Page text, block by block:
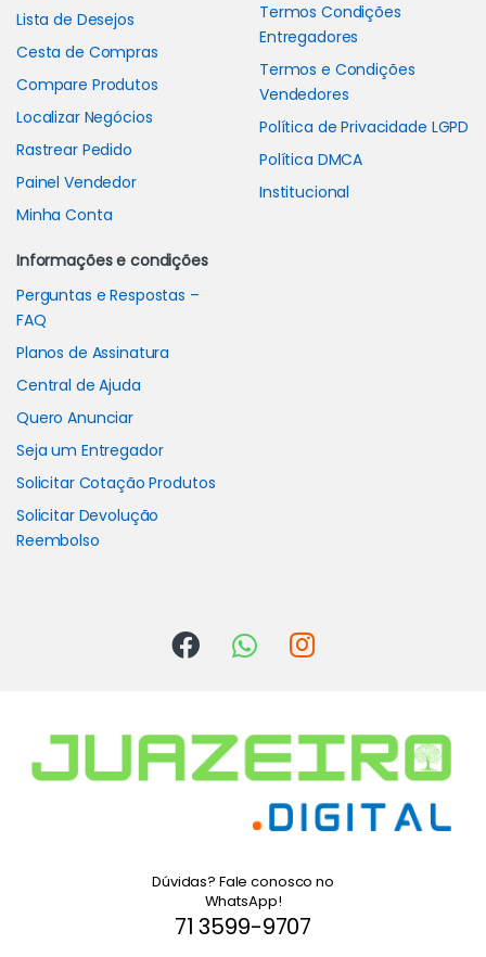
Lista de Desejos
Cesta de Compras
Compare Produtos
Localizar Negócios
Rastrear Pedido
Painel Vendedor
Minha Conta
Termos Condições
Entregadores
Termos e Condições
Vendedores
Política de Privacidade LGPD
Política DMCA
Institucional
Informações e condições
Perguntas e Respostas –
FAQ
Planos de Assinatura
Central de Ajuda
Quero Anunciar
Seja um Entregador
Solicitar Cotação Produtos
Solicitar Devolução
Reembolso
Dúvidas? Fale conosco no
WhatsApp!
71 3599-9707